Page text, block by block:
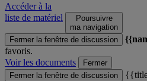
Accéder à la
liste de matériel
Poursuivre
ma navigation
Fermer la fenêtre de discussion
favoris.
Voir les documents
Fermer
Fermer la fenêtre de discussion